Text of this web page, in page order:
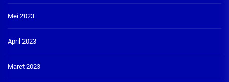
Mei 2023
April 2023
Maret 2023